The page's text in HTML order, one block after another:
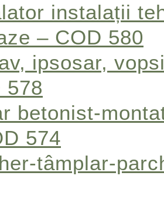
instalații
– COD 580
ipsosar,
578
betonist-
574
tâmplar-